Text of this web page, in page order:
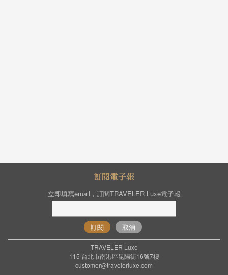
訂閱電子報
立即填寫email，訂閱TRAVELER Luxe電子報
訂閱 取消
TRAVELER Luxe
115 台北市南港區昆陽街16號7樓
customer@travelerluxe.com